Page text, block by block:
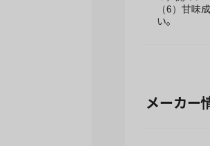
（6）甘味
い。
メーカー